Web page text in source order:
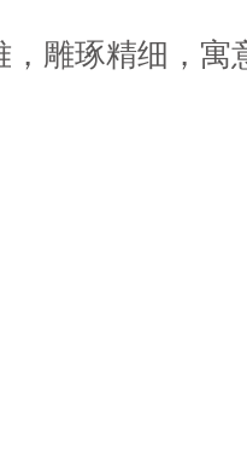
，雕琢精细，寓